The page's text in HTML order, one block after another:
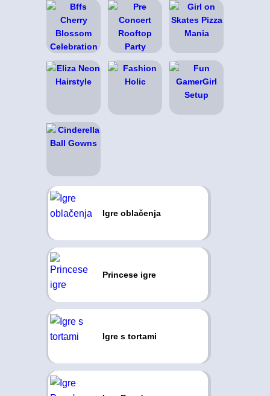
Igre oblačenja
Princese igre
Igre s tortami